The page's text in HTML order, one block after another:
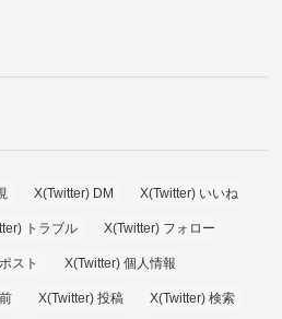
X(Twitter) DM X(Twitter) いいね
トラブル X(Twitter) フォロー
スト X(Twitter) 個人情報
X(Twitter) 投稿 X(Twitter) 検索